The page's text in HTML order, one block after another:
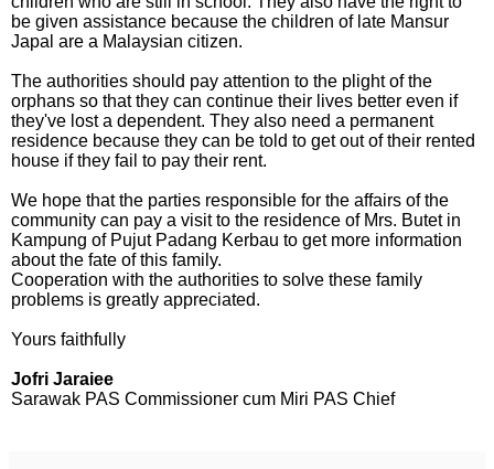
be given assistance because the children of late Mansur
Japal are a Malaysian citizen.
The authorities should pay attention to the plight of the
orphans so that they can continue their lives better even if
they've lost a dependent. They also need a permanent
residence because they can be told to get out of their rented
house if they fail to pay their rent.
We hope that the parties responsible for the affairs of the
community can pay a visit to the residence of Mrs. Butet in
Kampung of Pujut Padang Kerbau to get more information
about the fate of this family.
Cooperation with the authorities to solve these family
problems is greatly appreciated.
Yours faithfully
Jofri Jaraiee
Sarawak PAS Commissioner cum Miri PAS Chief